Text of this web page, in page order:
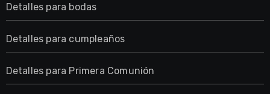
Detalles para bodas
Detalles para cumpleaños
Detalles para Primera Comunión